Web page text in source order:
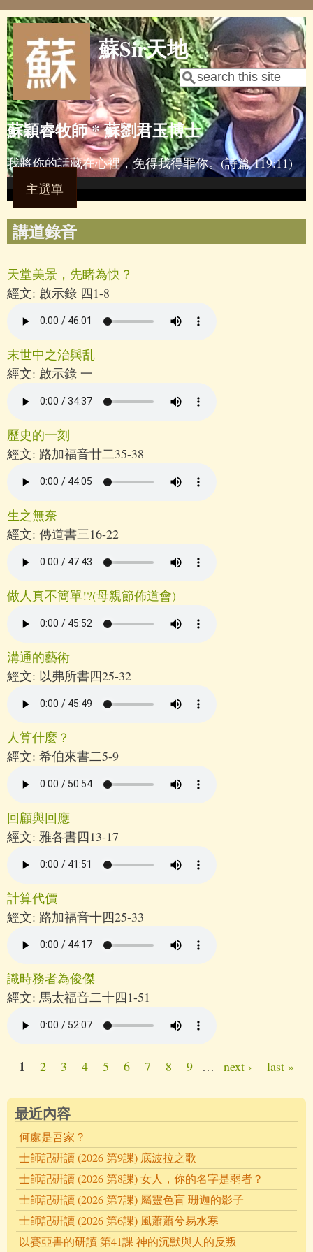
Skip to main content
蘇Sir天地
Search form
Search
蘇穎睿牧師 * 蘇劉君玉博士
我將你的話藏在心裡，免得我得罪你。(詩篇 119:11)
主選單
講道錄音
天堂美景，先睹為快？
經文: 啟示錄 四1-8
末世中之治與乱
經文: 啟示錄 一
歷史的一刻
經文: 路加福音廿二35-38
生之無奈
經文: 傳道書三16-22
做人真不簡單!?(母親節佈道會)
溝通的藝術
經文: 以弗所書四25-32
人算什麼？
經文: 希伯來書二5-9
回顧與回應
經文: 雅各書四13-17
計算代價
經文: 路加福音十四25-33
識時務者為俊傑
經文: 馬太福音二十四1-51
Pages
1 2 3 4 5 6 7 8 9 … next › last »
最近內容
何處是吾家？
士師記硏讀 (2026 第9課) 底波拉之歌
士師記硏讀 (2026 第8課) 女人，你的名字是弱者？
士師記硏讀 (2026 第7課) 屬靈色盲 珊迦的影子
士師記硏讀 (2026 第6課) 風蕭蕭兮易水寒
以賽亞書的研讀 第41課 神的沉默與人的反叛